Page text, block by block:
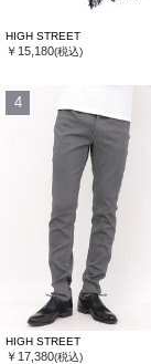
HIGH STREET
￥15,180(税込)
4
HIGH STREET
￥17,380(税込)